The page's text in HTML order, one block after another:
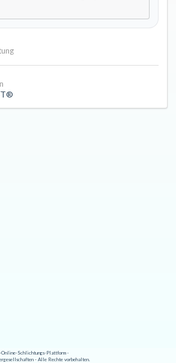
Online-Schlichtungs-Plattform·
- Alle Rechte vorbehalten.